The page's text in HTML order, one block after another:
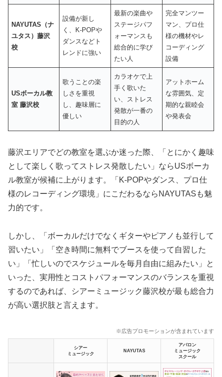
NAYUTAS（ナ
ユタス）藤沢
校
設備が新し
く、K-POPや
ダンスなどト
レンドに強い
最新の楽曲や
ステージパフ
ォーマンスも
総合的に学び
たい人
完全マンツー
マン、プロ仕
様の機材やレ
コーディング
設備
USボーカル教
室 藤沢校
歌うことの楽
しさを重視
し、趣味層に
優しい
カラオケで上
手く歌いた
い、ストレス
発散が一番の
目的の人
アットホーム
な雰囲気、定
期的な親睦会
や発表会
藤沢エリアでどの教室を選ぶか迷った際、「とにかく趣味
として楽しく歌ってストレス発散したい」ならUSボーカ
ル教室が候補に上がります。「K-POPやダンス、プロ仕
様のレコーディング環境」にこだわるならNAYUTASも魅
力的です。
しかし、「ボーカルだけでなくギターやピアノも並行して
習いたい」「空き時間に無料でブースを使って自習した
い」「忙しいのでスケジュールを毎月自由に組みたい」と
いった、実用性とコストパフォーマンスのバランスを重視
するのであれば、シアーミュージック藤沢校が最も総合力
が高い選択肢と言えます。
※広告プロモーションが含まれています
シアー
ミュージック
NAYUTAS
アバロン
ミュージック
スクール